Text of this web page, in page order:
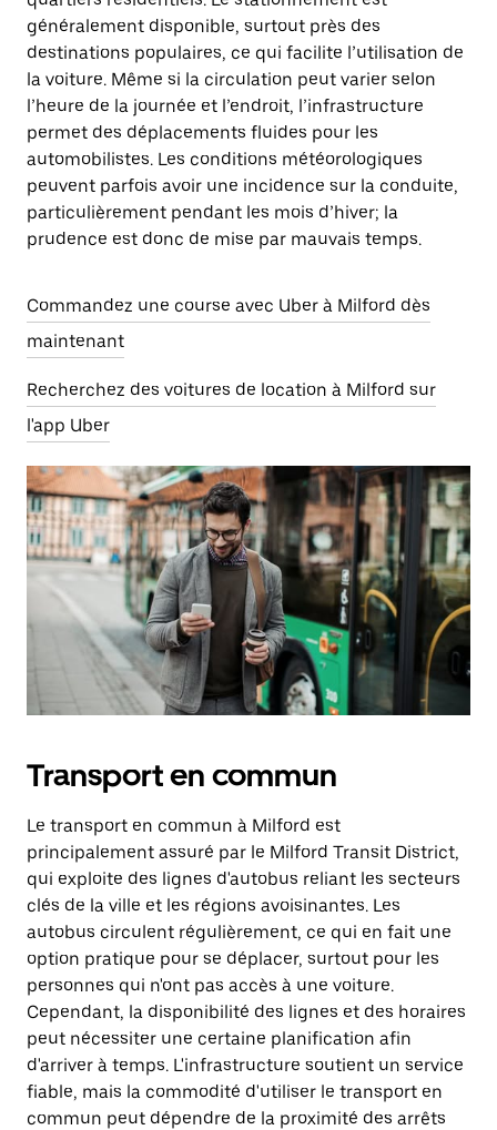
généralement disponible, surtout près des
destinations populaires, ce qui facilite l’utilisation de
la voiture. Même si la circulation peut varier selon
l’heure de la journée et l’endroit, l’infrastructure
permet des déplacements fluides pour les
automobilistes. Les conditions météorologiques
peuvent parfois avoir une incidence sur la conduite,
particulièrement pendant les mois d’hiver; la
prudence est donc de mise par mauvais temps.
Commandez une course avec Uber à Milford dès
maintenant
Recherchez des voitures de location à Milford sur
l'app Uber
Transport en commun
Le transport en commun à Milford est
principalement assuré par le Milford Transit District,
qui exploite des lignes d'autobus reliant les secteurs
clés de la ville et les régions avoisinantes. Les
autobus circulent régulièrement, ce qui en fait une
option pratique pour se déplacer, surtout pour les
personnes qui n'ont pas accès à une voiture.
Cependant, la disponibilité des lignes et des horaires
peut nécessiter une certaine planification afin
d'arriver à temps. L'infrastructure soutient un service
fiable, mais la commodité d'utiliser le transport en
commun peut dépendre de la proximité des arrêts